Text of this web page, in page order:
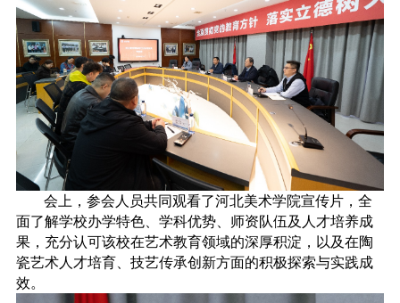
会上，参会人员共同观看了河北美术学院宣传片，全
面了解学校办学特色、学科优势、师资队伍及人才培养成
果，充分认可该校在艺术教育领域的深厚积淀，以及在陶
瓷艺术人才培育、技艺传承创新方面的积极探索与实践成
效。